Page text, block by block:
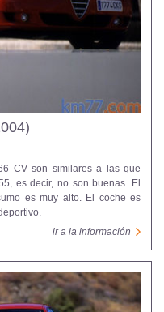
CV son similares a las que
es decir, no son buenas. El
es muy alto. El coche es
ir a la información